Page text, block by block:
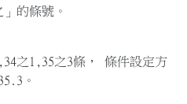
的條號。
之1,35之3條， 條件設定方
。